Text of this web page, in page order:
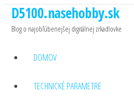
Preskočiť
D5100.nasehobby.sk
Blog o najobľúbenejšej digitálnej zrkadlovke
DOMOV
TECHNICKÉ PARAMETRE